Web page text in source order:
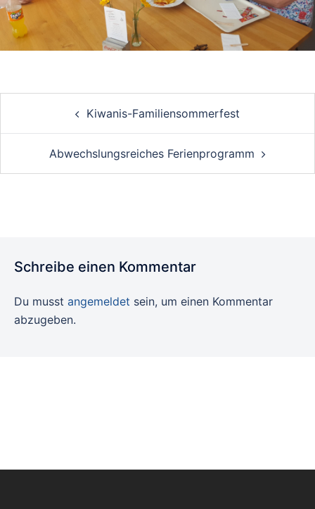
navigation Kiwanis-Familiensommerfest
Abwechslungsreiches Ferienprogramm
Schreibe einen Kommentar
Du musst angemeldet sein, um einen Kommentar
abzugeben.